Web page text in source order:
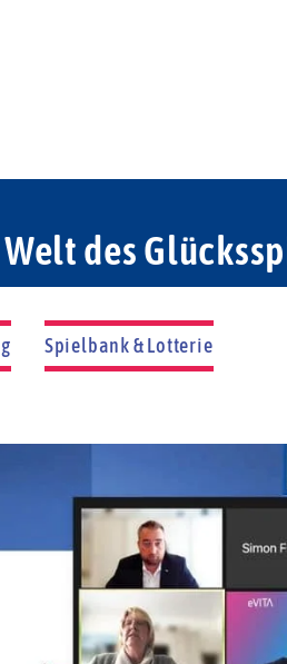
des
Spielbank & Lotterie